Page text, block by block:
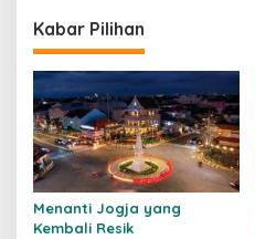
Kabar Pilihan
Menanti Jogja yang
Kembali Resik